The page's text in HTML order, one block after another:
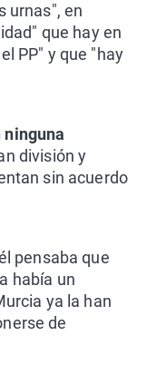
urnas", en
que hay en
PP" y que "hay
ninguna
división y
sin acuerdo
pensaba que
había un
ya la han
de